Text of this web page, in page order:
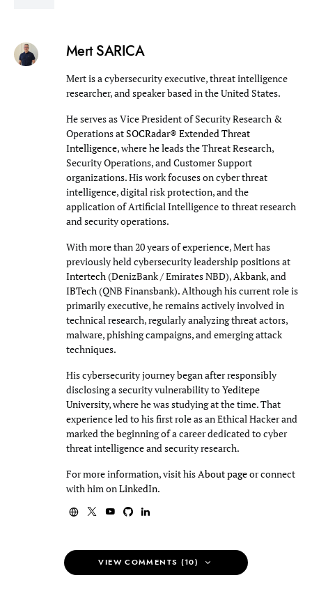
Mert SARICA
Mert is a cybersecurity executive, threat intelligence
researcher, and speaker based in the United States.
He serves as Vice President of Security Research &
Operations atSOCRadar® Extended Threat
Intelligence, where he leads the Threat Research,
Security Operations, and Customer Support
organizations. His work focuses on cyber threat
intelligence, digital risk protection, and the
application of Artificial Intelligence to threat research
and security operations.
With more than 20 years of experience, Mert has
previously held cybersecurity leadership positions at
Intertech (DenizBank / Emirates NBD), Akbank, and
IBTech (QNB Finansbank). Although his current role is
primarily executive, he remains actively involved in
technical research, regularly analyzing threat actors,
malware, phishing campaigns, and emerging attack
techniques.
His cybersecurity journey began after responsibly
disclosing a security vulnerability toYeditepe
University, where he was studying at the time. That
experience led to his first role as an Ethical Hacker and
marked the beginning of a career dedicated to cyber
threat intelligence and security research.
For more information, visit his About pageor connect
with him onLinkedIn.
VIEW COMMENTS (10)